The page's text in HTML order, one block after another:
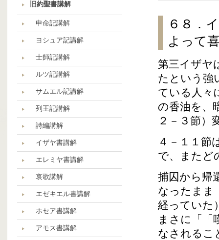
旧約聖書講解
申命記講解
ヨシュア記講解
士師記講解
ルツ記講解
サムエル記講解
列王記講解
詩編講解
イザヤ書講解
エレミヤ書講解
哀歌講解
エゼキエル書講解
ホセア書講解
アモス書講解
６８．
よって
第三イザヤ
たという強
ている人々
の香油を、
２－３節）
４－１１節
で、またど
捕囚から帰
なったまま
経っていた
まさに「「
なされるこ